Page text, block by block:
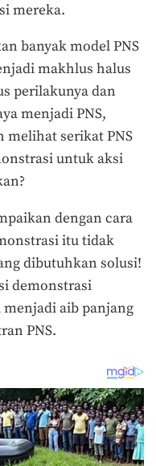
mereka.
banyak model PNS
makhlus halus
perilakunya dan
menjadi PNS,
melihat serikat PNS
untuk aksi
dengan cara
itu tidak
dibutuhkan solusi!
demonstrasi
aib panjang
PNS.